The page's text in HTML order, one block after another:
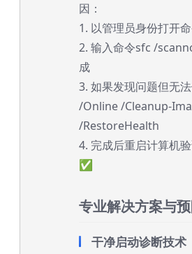
因：
1. 以管理员身份打开
2. 输入命令sfc /
成
3. 如果发现问题但无
/Online /Cleanup-
/RestoreHealth
4. 完成后重启计算机
✅
专业解决方案与
干净启动诊断技术